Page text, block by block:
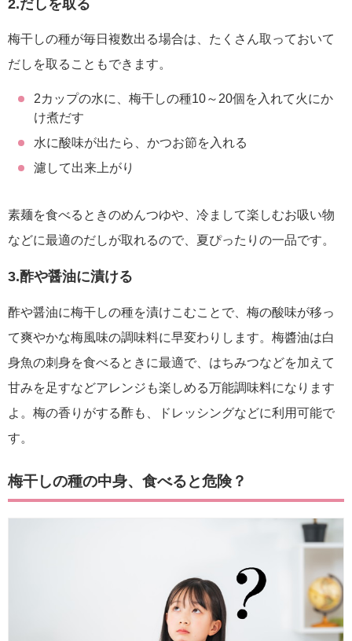
梅干しの種が毎日複数出る場合は、たくさん取っておいて
だしを取ることもできます。
2カップの水に、梅干しの種10～20個を入れて火にか
け煮だす
水に酸味が出たら、かつお節を入れる
濾して出来上がり
素麺を食べるときのめんつゆや、冷まして楽しむお吸い物
などに最適のだしが取れるので、夏ぴったりの一品です。
3.酢や醤油に漬ける
酢や醤油に梅干しの種を漬けこむことで、梅の酸味が移っ
て爽やかな梅風味の調味料に早変わりします。梅醬油は白
身魚の刺身を食べるときに最適で、はちみつなどを加えて
甘みを足すなどアレンジも楽しめる万能調味料になります
よ。梅の香りがする酢も、ドレッシングなどに利用可能で
す。
梅干しの種の中身、食べると危険？